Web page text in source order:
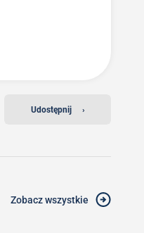
Udostępnij ›
Zobacz wszystkie